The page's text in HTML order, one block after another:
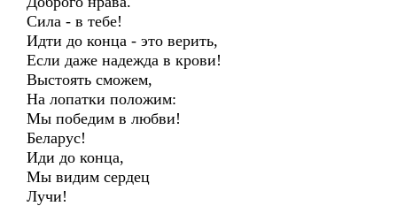
Сила - в тебе!
Идти до конца - это верить,
Если даже надежда в крови!
Выстоять сможем,
На лопатки положим:
Мы победим в любви!
Беларус!
Иди до конца,
Мы видим сердец
Лучи!